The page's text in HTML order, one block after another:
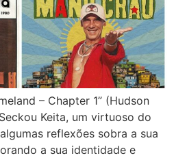
– Chapter 1” (Hudson
Keita, um virtuoso do
reflexões sobra a sua
a sua identidade e